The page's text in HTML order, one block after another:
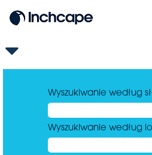
Wyszukiwanie według
Wyszukiwanie według